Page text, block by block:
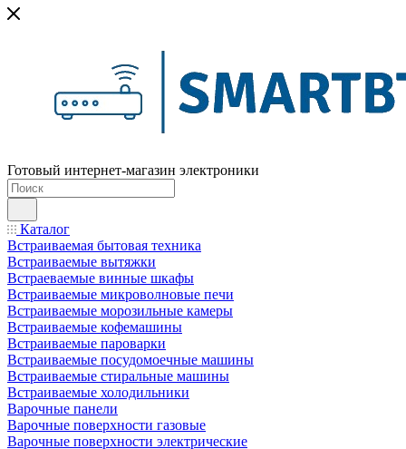
Готовый интернет-магазин электроники
Каталог
Встраиваемая бытовая техника
Встраиваемые вытяжки
Встраеваемые винные шкафы
Встраиваемые микроволновые печи
Встраиваемые морозильные камеры
Встраиваемые кофемашины
Встраиваемые пароварки
Встраиваемые посудомоечные машины
Встраиваемые стиральные машины
Встраиваемые холодильники
Варочные панели
Варочные поверхности газовые
Варочные поверхности электрические